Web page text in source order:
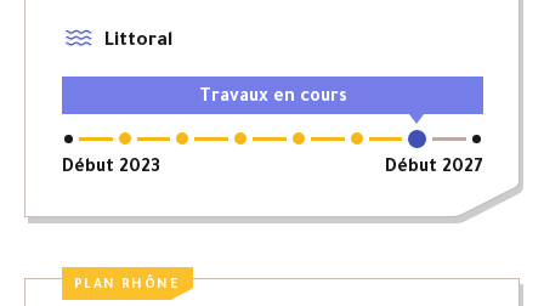
Littoral
Travaux en cours
Début 2023 Début 2027
PLAN RHÔNE